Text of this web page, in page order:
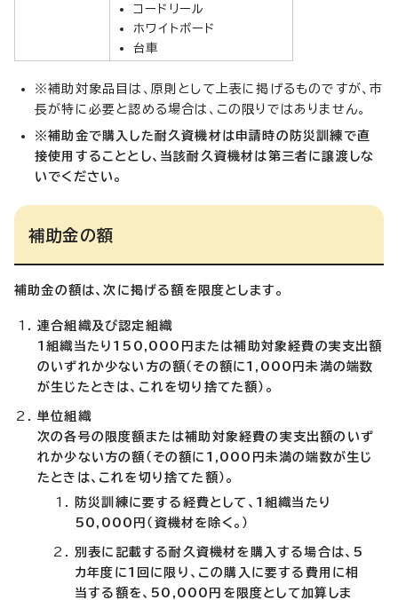
コードリール
ホワイトボード
台車
※補助対象品目は、原則として上表に掲げるものですが、市
長が特に必要と認める場合は、この限りではありません。
※補助金で購入した耐久資機材は申請時の防災訓練で直
接使用することとし、当該耐久資機材は第三者に譲渡しな
いでください。
補助金の額
補助金の額は、次に掲げる額を限度とします。
連合組織及び認定組織
1組織当たり150,000円または補助対象経費の実支出額
のいずれか少ない方の額（その額に1,000円未満の端数
が生じたときは、これを切り捨てた額）。
単位組織
次の各号の限度額または補助対象経費の実支出額のいず
れか少ない方の額（その額に1,000円未満の端数が生じ
たときは、これを切り捨てた額）。
防災訓練に要する経費として、1組織当たり
50,000円（資機材を除く。）
別表に記載する耐久資機材を購入する場合は、5
カ年度に1回に限り、この購入に要する費用に相
当する額を、50,000円を限度として加算しま